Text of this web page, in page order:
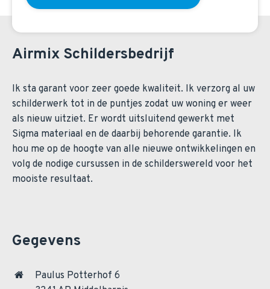
Airmix Schildersbedrijf
Ik sta garant voor zeer goede kwaliteit. Ik verzorg al uw
schilderwerk tot in de puntjes zodat uw woning er weer
als nieuw uitziet. Er wordt uitsluitend gewerkt met
Sigma materiaal en de daarbij behorende garantie. Ik
hou me op de hoogte van alle nieuwe ontwikkelingen en
volg de nodige cursussen in de schilderswereld voor het
mooiste resultaat.
Gegevens
Paulus Potterhof 6